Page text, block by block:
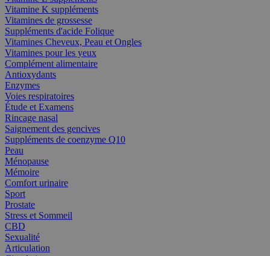
Vitamine K suppléments
Vitamines de grossesse
Suppléments d'acide Folique
Vitamines Cheveux, Peau et Ongles
Vitamines pour les yeux
Complément alimentaire
Antioxydants
Enzymes
Voies respiratoires
Étude et Examens
Rincage nasal
Saignement des gencives
Suppléments de coenzyme Q10
Peau
Ménopause
Mémoire
Comfort urinaire
Sport
Prostate
Stress et Sommeil
CBD
Sexualité
Articulation